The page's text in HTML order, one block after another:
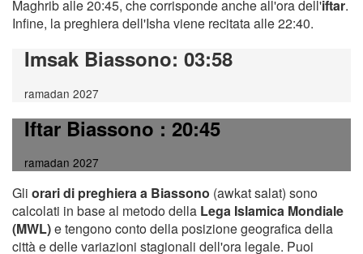
Maghrib alle 20:45, che corrisponde anche all'ora dell'iftar.
Infine, la preghiera dell'Isha viene recitata alle 22:40.
Imsak Biassono: 03:58
ramadan 2027
Iftar Biassono: 20:45
ramadan 2027
Gli orari di preghiera a Biassono (awkat salat) sono
calcolati in base al metodo della Lega Islamica Mondiale
(MWL)e tengono conto della posizione geografica della
città e delle variazioni stagionali dell'ora legale. Puoi